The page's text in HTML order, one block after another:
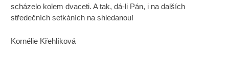
scházelo kolem dvaceti. A tak, dá-li Pán, i na dalších
středečních setkáních na shledanou!
Kornélie Křehlíková